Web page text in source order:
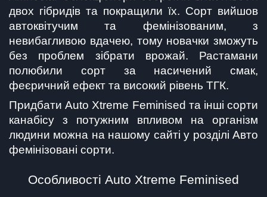
двох гібридів та покращили їх. Сорт вийшов
автоквітучим та фемінізованим, з
невибагливою вдачею, тому новачки зможуть
без проблем зібрати врожай. Растамани
полюбили сорт за насичений смак,
феєричний ефект та високий рівень ТГК.
Придбати Auto Xtreme Feminised та інші сорти
канабісу з потужним впливом на організм
людини можна на нашому сайті у розділі Авто
фемінізовані сорти.
Особливості Auto Xtreme Feminised